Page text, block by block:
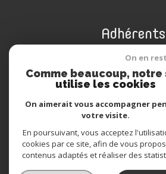
Adhérents
© 2022 Tous droits
On en
Comme beaucoup, notre
utilise les cookies
On aimerait vous accompagner
votre visite.
En poursuivant, vous acceptez
cookies par ce site, afin de vous
contenus adaptés et réaliser des